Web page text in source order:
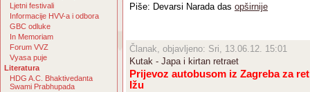
Ljetni festivali
Informacije HVV-a i odbora
GBC odluke
In Memoriam
Forum VVZ
Vyasa puje
Literatura
HDG A.C. Bhaktivedanta
Swami Prabhupada
Piše: Devarsi Narada das opširnije
Članak, objavljeno: Sri, 13.06.12. 15:01
Kutak - Japa i kirtan retraet
Prijevoz autobusom iz Zagreba za
Ižu